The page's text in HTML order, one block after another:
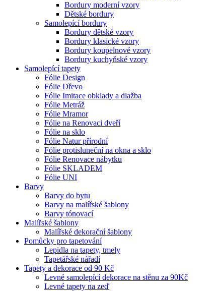
Bordury moderní vzory
Dětské bordury
Samolepící bordury
Bordury dětské vzory
Bordury klasické vzory
Bordury koupelnové vzory
Bordury kuchyňské vzory
Samolepící tapety
Fólie Design
Fólie Dřevo
Fólie Imitace obklady a dlažba
Fólie Metráž
Fólie Mramor
Fólie na Renovaci dveří
Fólie na sklo
Fólie Natur přírodní
Fólie protisluneční na okna a sklo
Fólie Renovace nábytku
Fólie SKLADEM
Fólie UNI
Barvy
Barvy do bytu
Barvy na malířské šablony
Barvy tónovací
Malířské šablony
Malířské dekorační šablony
Pomůcky pro tapetování
Lepidla na tapety, tmely
Tapetářské nářadí
Tapety a dekorace od 90 Kč
Levné samolepící dekorace na stěnu za 90Kč
Levné tapety na zeď